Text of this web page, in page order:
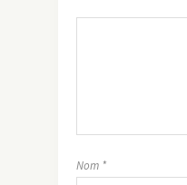
Nom *